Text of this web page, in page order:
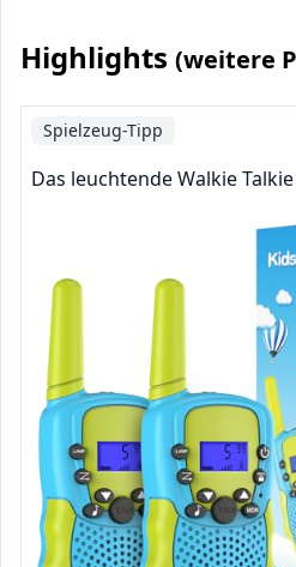
Highlights (weitere
Spielzeug-Tipp
Das leuchtende Walkie Talkie